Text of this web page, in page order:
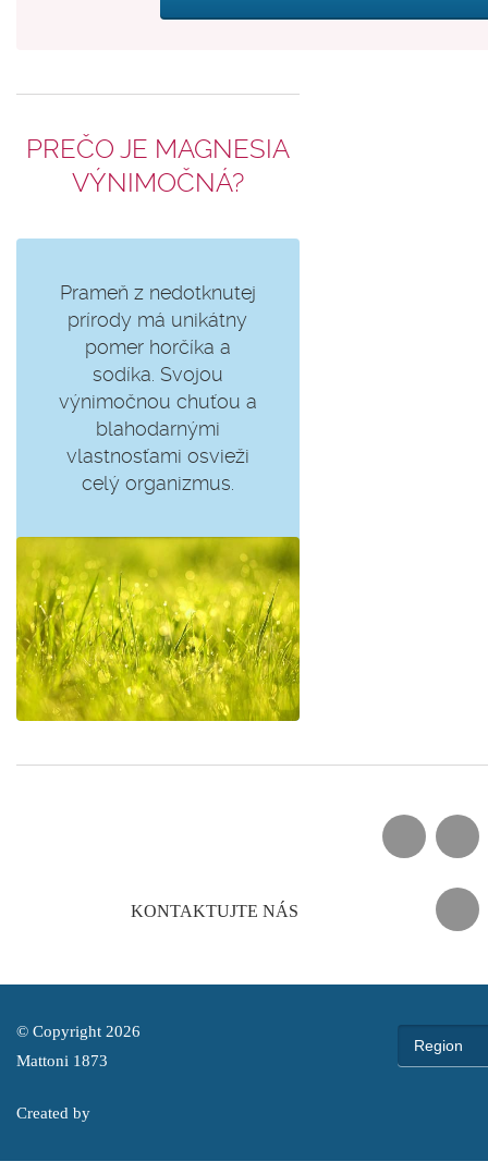
PREČO JE MAGNESIA
VÝNIMOČNÁ?
Prameň z nedotknutej
prírody má unikátny
pomer horčíka a
sodíka. Svojou
výnimočnou chuťou a
blahodarnými
vlastnosťami osvieži
celý organizmus.
KONTAKTUJTE NÁS
© Copyright 2026
Mattoni 1873
Created by
Česká
Hungary
Region